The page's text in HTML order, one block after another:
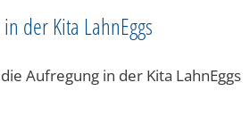
der Kita LahnEggs
Aufregung in der Kita LahnEggs